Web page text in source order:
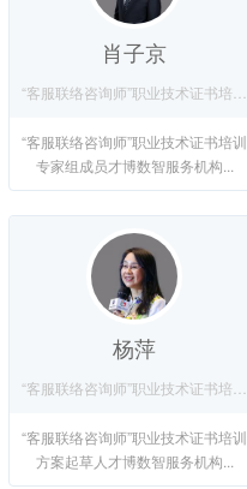
肖子京
“客服联络咨询师”职业技术证书培训
专家组成员才博数智服务机构...
杨萍
“客服联络咨询师”职业技术证书培训
方案起草人才博数智服务机构...